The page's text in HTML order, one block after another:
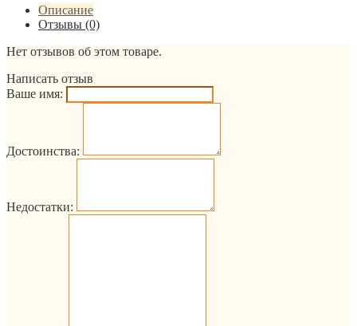
Описание
Отзывы (0)
Нет отзывов об этом товаре.
Написать отзыв
Ваше имя:
Достоинства:
Недостатки: